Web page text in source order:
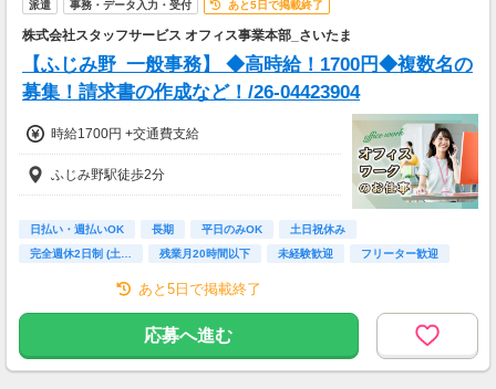
派遣 事務・データ入力・受付 あと5日で掲載終了
株式会社スタッフサービス オフィス事業本部_さいたま
【ふじみ野_一般事務】 ◆高時給！1700円◆複数名の
募集！請求書の作成など！/26-04423904
時給1700円 +交通費支給
ふじみ野駅徒歩2分
日払い・週払いOK 長期 平日のみOK
土日祝休み
完全週休2日制 (土…
残業月20時間以下 未経験歓迎
フリーター歓迎
あと5日で掲載終了
応募へ進む